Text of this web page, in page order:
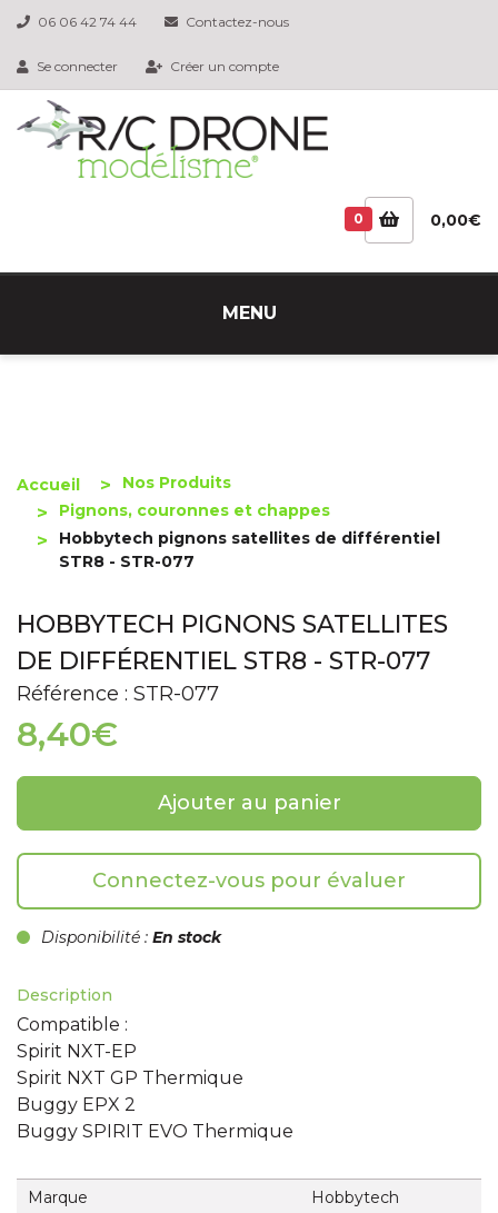
06 06 42 74 44 Contactez-nous
Se connecter Créer un compte
0 0,00€
MENU
Accueil
Nos Produits
Pignons, couronnes et chappes
Hobbytech pignons satellites de différentiel
STR8 - STR-077
HOBBYTECH PIGNONS SATELLITES
DE DIFFÉRENTIEL STR8 - STR-077
Référence : STR-077
8,40€
Ajouter au panier
Connectez-vous pour évaluer
Disponibilité : En stock
Description
Compatible :
Spirit NXT-EP
Spirit NXT GP Thermique
Buggy EPX 2
Buggy SPIRIT EVO Thermique
Marque
Hobbytech